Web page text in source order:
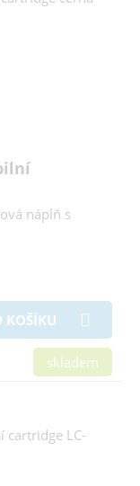
náplň s
KOŠÍKU
skladem